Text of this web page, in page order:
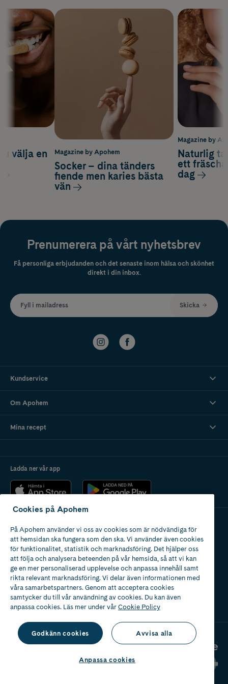
Magazine by
Naturlig
ett
dag
välja en
Magazine by Apohem
Socker – dina tänders
fiende men karies bästa
vän
Prenumerera på vårt nyhetsbrev
Få personliga erbjudanden och det senaste inom hälsa och skönhet
direkt i din inbox.
Fyll i mailadress Skicka
Kundservice
Om Apohem
Mina recept
Ladda ner vår app
Apotek med tillstånd
av Läkemedelsverket
2024
Cookies på Apohem
På Apohem använder vi oss av cookies som är nödvändiga för
att hemsidan ska fungera som den ska. Vi använder även cookies
för funktionalitet, statistik och marknadsföring. Det hjälper oss
att följa och analysera beteenden på vår hemsida, så att vi kan
ge en mer personaliserad upplevelse och anpassa innehåll samt
rikta relevant marknadsföring. Vi delar även informationen med
våra samarbetspartners. Genom att acceptera cookies
samtycker du till vår användning av cookies. Du kan även
anpassa cookies. Läs mer under vårCookie Policy
Godkänn cookies Avvisa alla
Anpassa cookies